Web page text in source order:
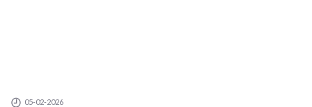
05-02-2026